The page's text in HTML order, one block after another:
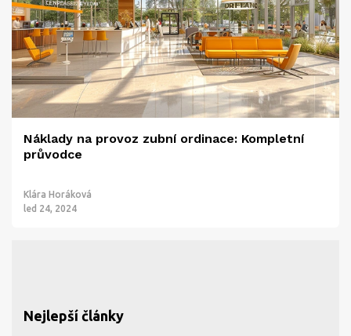
Náklady na provoz zubní ordinace: Kompletní
průvodce
Klára Horáková
led 24, 2024
Nejlepší články